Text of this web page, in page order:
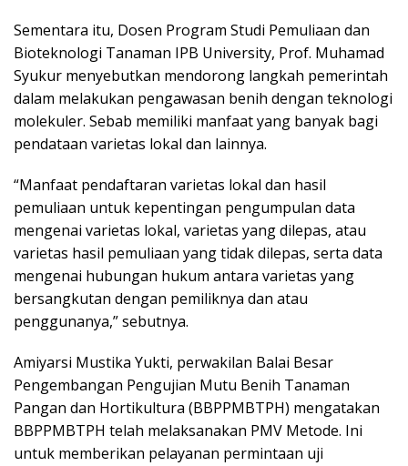
Sementara itu, Dosen Program Studi Pemuliaan dan
Bioteknologi Tanaman IPB University, Prof. Muhamad
Syukur menyebutkan mendorong langkah pemerintah
dalam melakukan pengawasan benih dengan teknologi
molekuler. Sebab memiliki manfaat yang banyak bagi
pendataan varietas lokal dan lainnya.
“Manfaat pendaftaran varietas lokal dan hasil
pemuliaan untuk kepentingan pengumpulan data
mengenai varietas lokal, varietas yang dilepas, atau
varietas hasil pemuliaan yang tidak dilepas, serta data
mengenai hubungan hukum antara varietas yang
bersangkutan dengan pemiliknya dan atau
penggunanya,” sebutnya.
Amiyarsi Mustika Yukti, perwakilan Balai Besar
Pengembangan Pengujian Mutu Benih Tanaman
Pangan dan Hortikultura (BBPPMBTPH) mengatakan
BBPPMBTPH telah melaksanakan PMV Metode. Ini
untuk memberikan pelayanan permintaan uji